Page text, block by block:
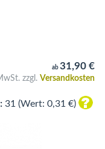
ab 31,90 €
zzgl. Versandkosten
31 (Wert: 0,31 €)